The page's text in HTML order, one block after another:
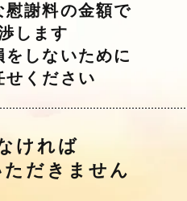
慰謝料の金額で
します
しないために
せください
ければ
だきません